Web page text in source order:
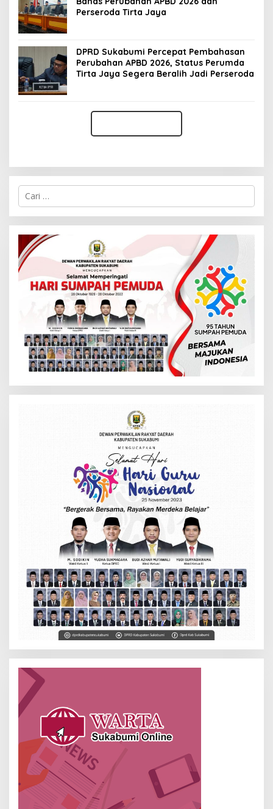
Perseroda Tirta Jaya
DPRD Sukabumi Percepat Pembahasan
Perubahan APBD 2026, Status Perumda
Tirta Jaya Segera Beralih Jadi Perseroda
C
i
u
n
t
u
k